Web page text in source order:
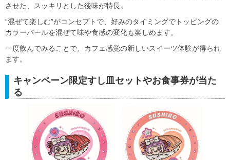
させた、スッキリとした後味が特長。
“混ぜて楽しむ”がコンセプトで、好みのタイミングでトッピングの
カラーパールを混ぜて味や食感の変化も楽しめます。
一度飲んでみることで、カフェ感覚の新しいスイーツ体験が得られ
ます。
キャンペーン限定すし皿セットやお食事券が当た
る